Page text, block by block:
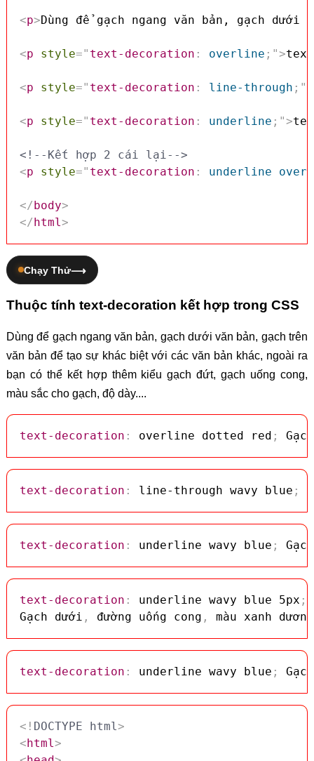
<p>Dùng để gạch ngang văn bản, gạch
<p style=" text-decoration : overline ; ">
<p style=" text-decoration : line-through ; "
<p style=" text-decoration : underline ; ">
<!--Kết hợp 2 cái lại-->
<p style=" text-decoration : underline
</body>
</html >
Chạy Thử
Thuộc tính text-decoration kết hợp trong CSS
Dùng để gạch ngang văn bản, gạch dưới văn bản, gạch trên
văn bản để tạo sự khác biệt với các văn bản khác, ngoài ra
bạn có thể kết hợp thêm kiểu gạch đứt, gạch uống cong,
màu sắc cho gạch, độ dày....
text-decoration : overline dotted red ;
text-decoration : line-through wavy blue ;
text-decoration : underline wavy blue ;
text-decoration : underline wavy blue 5px ;
Gạch dưới , đường uống cong , màu xanh dương
text-decoration : underline wavy blue ;
<! DOCTYPE html>
< html>